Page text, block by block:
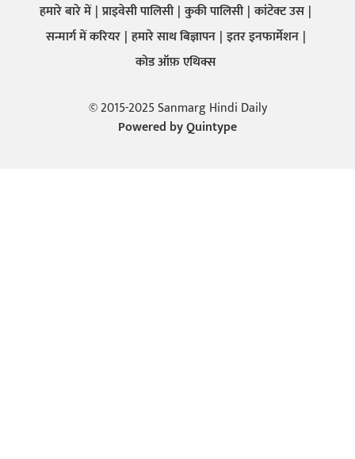
हमारे बारे में प्राइवेसी पालिसी कुकी पालिसी कांटेक्ट उस
सन्मार्ग में करियर हमारे साथ बिज्ञापन इतर इनफार्मेशन
कोड ऑफ़ एथिक्स
© 2015-2025 Sanmarg Hindi Daily
Powered byQuintype